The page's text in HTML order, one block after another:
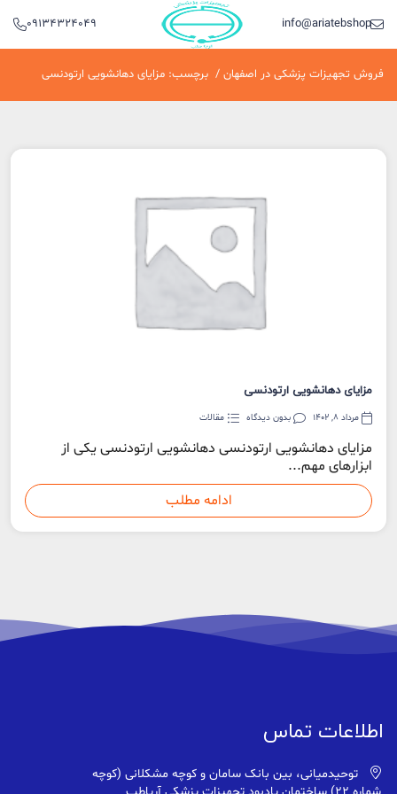
info@ariatebshop.ir
09134324049
فروش تجهیزات پزشکی در اصفهان / برچسب: مزایای دهانشویی ارتودنسی
مزایای دهانشویی ارتودنسی
مرداد 8, 1402 بدون دیدگاه مقالات
مزایای دهانشویی ارتودنسی دهانشویی ارتودنسی یکی از
ابزارهای مهم...
ادامه مطلب
اطلاعات تماس
توحیدمیانی، بین بانک سامان و کوچه مشکلانی (کوچه